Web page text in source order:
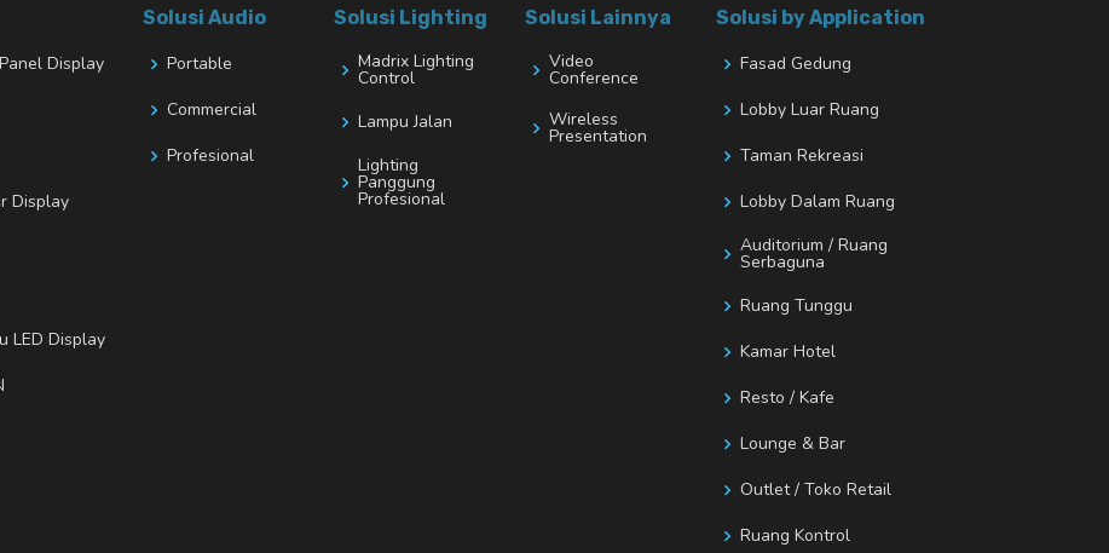
Display
Display
LED Display
Solusi Audio
Portable
Commercial
Profesional
Solusi Lighting
Madrix Lighting
Control
Lampu Jalan
Lighting
Panggung
Profesional
Solusi Lainnya
Video
Conference
Wireless
Presentation
Solusi by Application
Fasad Gedung
Lobby Luar Ruang
Taman Rekreasi
Lobby Dalam Ruang
Auditorium / Ruang
Serbaguna
Ruang Tunggu
Kamar Hotel
Resto / Kafe
Lounge & Bar
Outlet / Toko Retail
Ruang Kontrol